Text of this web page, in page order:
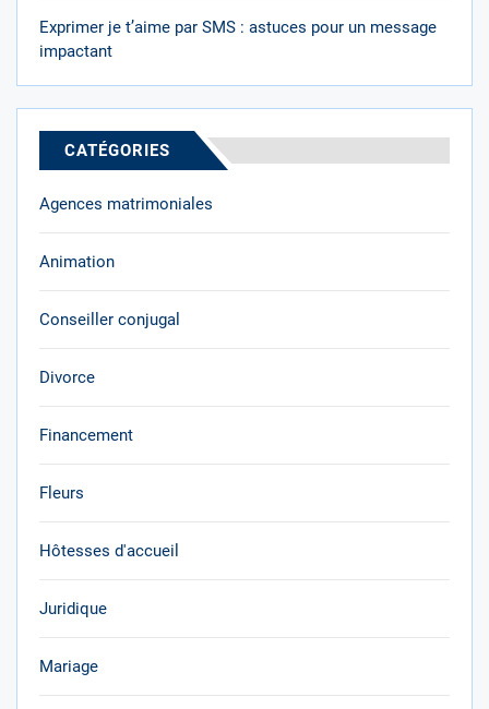
Exprimer je t’aime par SMS : astuces pour un message
impactant
CATÉGORIES
Agences matrimoniales
Animation
Conseiller conjugal
Divorce
Financement
Fleurs
Hôtesses d'accueil
Juridique
Mariage